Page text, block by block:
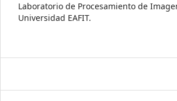
Laboratorio de Procesamiento de
Universidad EAFIT.